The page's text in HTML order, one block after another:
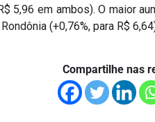
5,96 em ambos). O maior
(+0,76%, para R$
Compartilhe nas